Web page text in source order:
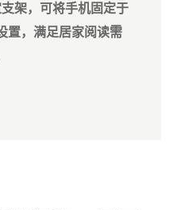
架，可将手机固定于
置，满足居家阅读需